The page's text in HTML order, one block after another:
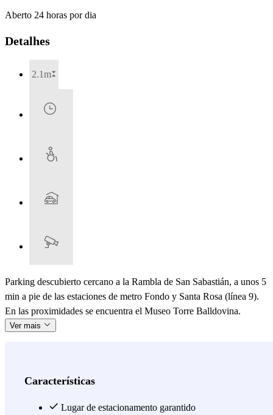
Aberto 24 horas por dia
Detalhes
2.1m
Parking descubierto cercano a la Rambla de San Sabastián, a unos 5
min a pie de las estaciones de metro Fondo y Santa Rosa (línea 9).
En las proximidades se encuentra el Museo Torre Balldovina.
Ver mais
Características
Lugar de estacionamento garantido